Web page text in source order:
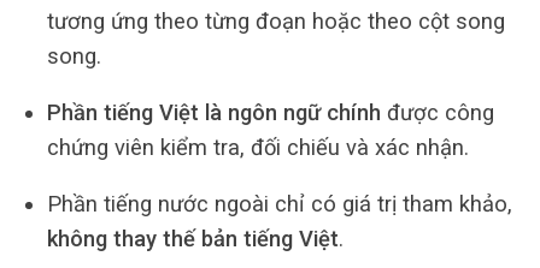
tương ứng theo từng đoạn hoặc theo cột song
song.
Phần tiếng Việt là ngôn ngữ chính được công
chứng viên kiểm tra, đối chiếu và xác nhận.
Phần tiếng nước ngoài chỉ có giá trị tham khảo,
không thay thế bản tiếng Việt.